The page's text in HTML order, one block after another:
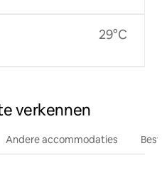
29°C
verkennen
Andere accommodaties